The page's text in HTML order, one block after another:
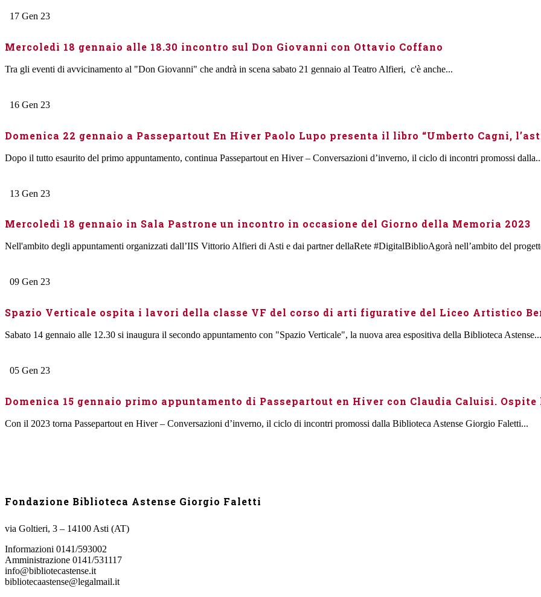
17 Gen 23
Mercoledì 18 gennaio alle 18.30 incontro sul Don Giovanni con Ottavio Coffano
Tra gli eventi di avvicinamento al "Don Giovanni" che andrà in scena sabato 21 gennaio al Teatro Alfieri, c'è anche...
16 Gen 23
Domenica 22 gennaio a Passepartout En Hiver Paolo Lupo presenta il libro “Umberto Cagni,
Dopo il tutto esaurito del primo appuntamento, continua Passepartout en Hiver – Conversazioni d’inverno, il ciclo di incontri promossi
13 Gen 23
Mercoledì 18 gennaio in Sala Pastrone un incontro in occasione del Giorno della Memoria 2023
Nell'ambito degli appuntamenti organizzati dall’IIS Vittorio Alfieri di Asti e dai partner dellaRete #DigitalBiblioAgorà nell’ambito del
09 Gen 23
Spazio Verticale ospita i lavori della classe VF del corso di arti figurative del Liceo Artistico
Sabato 14 gennaio alle 12.30 si inaugura il secondo appuntamento con "Spazio Verticale", la nuova area espositiva della Biblioteca Astense...
05 Gen 23
Domenica 15 gennaio primo appuntamento di Passepartout en Hiver con Claudia Caluisi.
Con il 2023 torna Passepartout en Hiver – Conversazioni d’inverno, il ciclo di incontri promossi dalla Biblioteca Astense Giorgio Faletti...
Fondazione Biblioteca Astense Giorgio Faletti
via Goltieri, 3 – 14100 Asti (AT)
Informazioni 0141/593002
Amministrazione 0141/531117
info@bibliotecastense.it
bibliotecaastense@legalmail.it